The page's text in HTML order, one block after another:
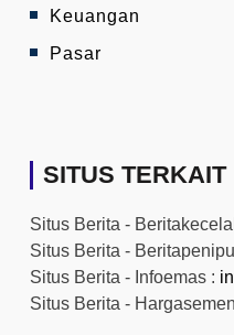
Keuangan
Pasar
SITUS TERKAIT
Situs Berita -
Situs Berita -
Situs Berita - Infoemas :
Situs Berita -